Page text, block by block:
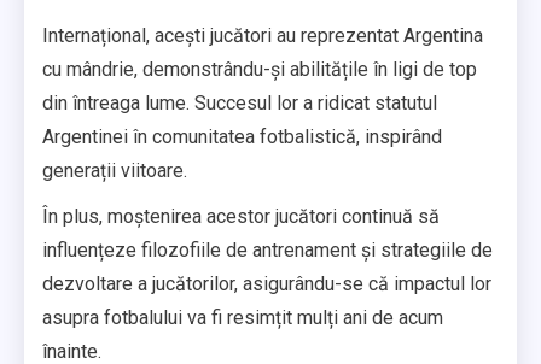
Internațional, acești jucători au reprezentat Argentina
cu mândrie, demonstrându-și abilitățile în ligi de top
din întreaga lume. Succesul lor a ridicat statutul
Argentinei în comunitatea fotbalistică, inspirând
generații viitoare.
În plus, moștenirea acestor jucători continuă să
influențeze filozofiile de antrenament și strategiile de
dezvoltare a jucătorilor, asigurându-se că impactul lor
asupra fotbalului va fi resimțit mulți ani de acum
înainte.